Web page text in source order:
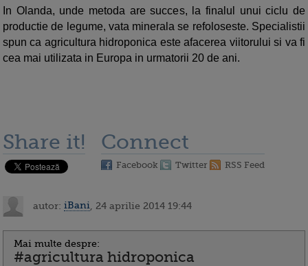
In Olanda, unde metoda are succes, la finalul unui ciclu de
productie de legume, vata minerala se refoloseste. Specialistii
spun ca agricultura hidroponica este afacerea viitorului si va fi
cea mai utilizata in Europa in urmatorii 20 de ani.
Share it! Connect
Facebook Twitter RSS Feed
autor: iBani , 24 aprilie 2014 19:44
Mai multe despre:
#agricultura hidroponica